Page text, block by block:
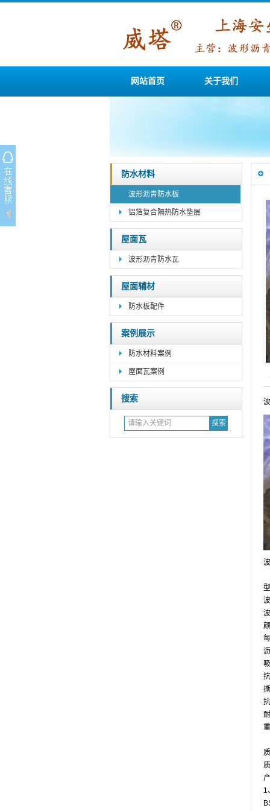
网站首页 关于我们
防水材料
波形沥青防水板
铝箔复合隔热防水垫层
屋面瓦
波形沥青防水瓦
屋面辅材
防水板配件
案例展示
防水材料案例
屋面瓦案例
搜索
1